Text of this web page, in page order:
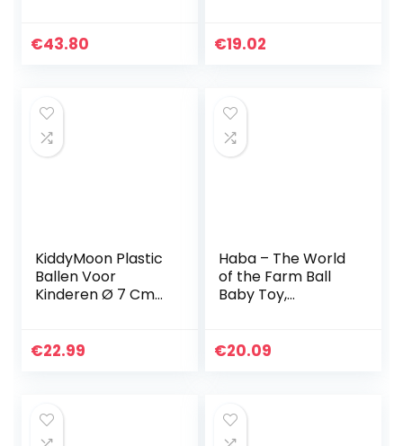
(exclusief bij
€43.80
Badspeelgoed
€19.02
KiddyMoon Plastic
Ballen Voor
Kinderen Ø 7 Cm
Gemakt In EU,
€22.99
Haba – The World
of the Farm Ball
Baby Toy,
€20.09